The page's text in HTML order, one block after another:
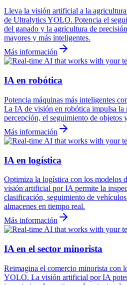
Lleva la visión artificial a la
de Ultralytics YOLO. Potencia el
del ganado y la agricultura de
mayores y más inteligentes.
Más información
IA en robótica
Potencia máquinas más inteligentes
La IA de visión en robótica impulsa la
percepción, el seguimiento de objetos
Más información
IA en logística
Optimiza la logística con los modelos
visión artificial por IA permite la
clasificación, seguimiento de
almacenes en tiempo real.
Más información
IA en el sector minorista
Reimagina el comercio minorista con
YOLO. La visión artificial por IA